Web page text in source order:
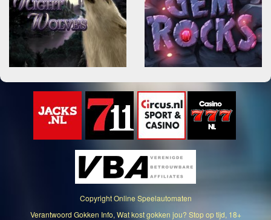
CopyrightOnline Speelautomaten
Verantwoord Gokken Info, Wat kost gokken jou? Stop op tijd, 18+